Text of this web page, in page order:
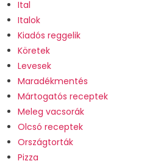
Ital
Italok
Kiadós reggelik
Köretek
Levesek
Maradékmentés
Mártogatós receptek
Meleg vacsorák
Olcsó receptek
Országtorták
Pizza